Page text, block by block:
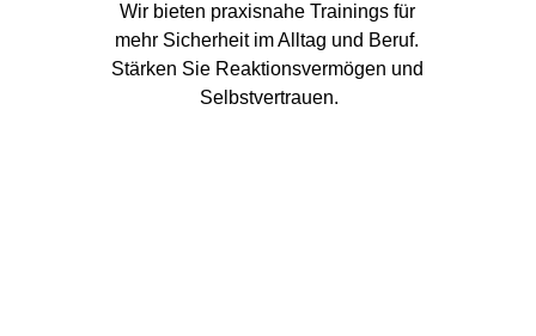
Wir bieten praxisnahe Trainings für
mehr Sicherheit im Alltag und Beruf.
Stärken Sie Reaktionsvermögen und
Selbstvertrauen.